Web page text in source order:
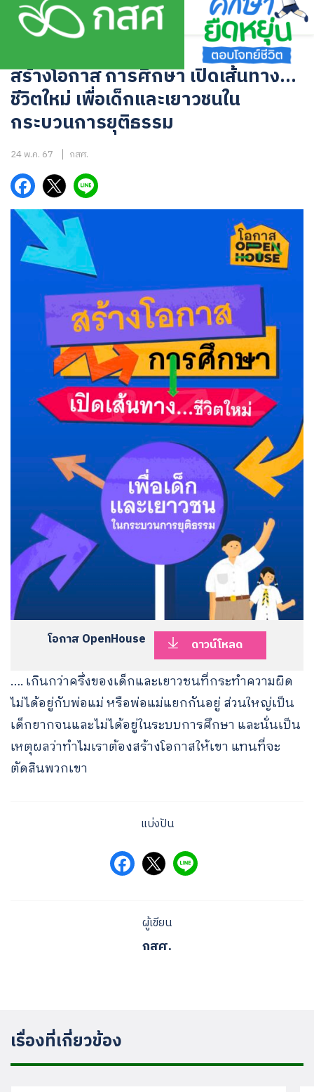
Skip
สร้างโอกาส การศึกษา เปิดเส้นทาง…
ชีวิตใหม่ เพื่อเด็กและเยาวชนใน
กระบวนการยุติธรรม
24 พ.ค. 67 กสศ.
โอกาส OpenHouse ดาวน์โหลด
…. เกินกว่าครึ่งของเด็กและเยาวชนที่กระทำความผิด
ไม่ได้อยู่กับพ่อแม่ หรือพ่อแม่แยกกันอยู่ ส่วนใหญ่เป็น
เด็กยากจนและไม่ได้อยู่ในระบบการศึกษา และนั่นเป็น
เหตุผลว่าทำไมเราต้องสร้างโอกาสให้เขา แทนที่จะ
ตัดสินพวกเขา
แบ่งปัน
ผู้เขียน
กสศ.
เรื่องที่เกี่ยวข้อง